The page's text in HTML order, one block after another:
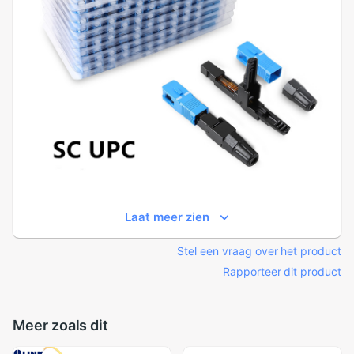
Laat meer zien
Stel een vraag over het product
Rapporteer dit product
Meer zoals dit